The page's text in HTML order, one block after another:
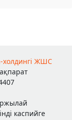
холдингі ЖШС
каспийге